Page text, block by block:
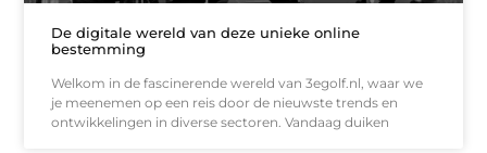
De digitale wereld van deze unieke online
bestemming
Welkom in de fascinerende wereld van 3egolf.nl, waar we
je meenemen op een reis door de nieuwste trends en
ontwikkelingen in diverse sectoren. Vandaag duiken